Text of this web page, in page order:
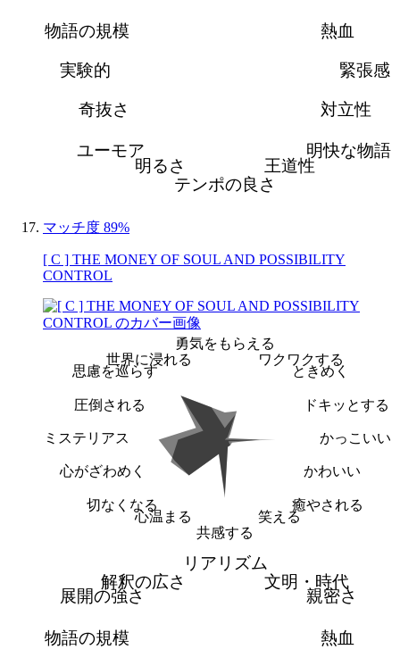
熱血
緊張感
対立性
明快な物語
王道性
テンポの良さ
明るさ
ユーモア
奇抜さ
実験的
物語の規模
マッチ度 89%
[ C ] THE MONEY OF SOUL AND POSSIBILITY
CONTROL
勇気をもらえる
ワクワクする
ときめく
ドキッとする
かっこいい
かわいい
癒やされる
笑える
共感する
心温まる
切なくなる
心がざわめく
ミステリアス
圧倒される
思慮を巡らす
世界に浸れる
リアリズム
文明・時代
親密さ
熱血
物語の規模
展開の強さ
解釈の広さ